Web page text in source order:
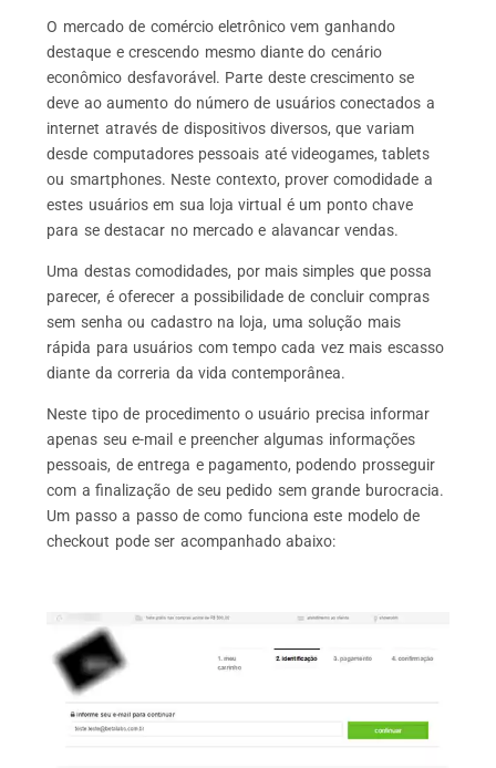
O mercado de comércio eletrônico vem ganhando
destaque e crescendo mesmo diante do cenário
econômico desfavorável. Parte deste crescimento se
deve ao aumento do número de usuários conectados a
internet através de dispositivos diversos, que variam
desde computadores pessoais até videogames, tablets
ou smartphones. Neste contexto, prover comodidade a
estes usuários em sua loja virtual é um ponto chave
para se destacar no mercado e alavancar vendas.
Uma destas comodidades, por mais simples que possa
parecer, é oferecer a possibilidade de concluir compras
sem senha ou cadastro na loja, uma solução mais
rápida para usuários com tempo cada vez mais escasso
diante da correria da vida contemporânea.
Neste tipo de procedimento o usuário precisa informar
apenas seu e-mail e preencher algumas informações
pessoais, de entrega e pagamento, podendo prosseguir
com a finalização de seu pedido sem grande burocracia.
Um passo a passo de como funciona este modelo de
checkout pode ser acompanhado abaixo: